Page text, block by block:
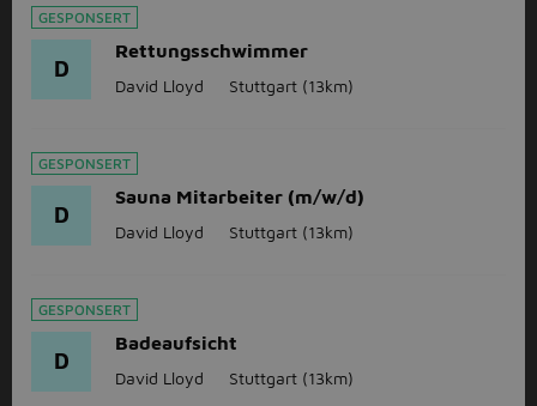
GESPONSERT
D
Rettungsschwimmer
David Lloyd Stuttgart (13km)
GESPONSERT
D
Sauna Mitarbeiter (m/w/d)
David Lloyd Stuttgart (13km)
GESPONSERT
D
Badeaufsicht
David Lloyd Stuttgart (13km)